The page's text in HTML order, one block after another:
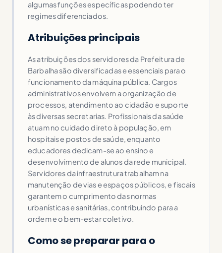
algumas funções específicas podendo ter
regimes diferenciados.
Atribuições principais
As atribuições dos servidores da Prefeitura de
Barbalha são diversificadas e essenciais para o
funcionamento da máquina pública. Cargos
administrativos envolvem a organização de
processos, atendimento ao cidadão e suporte
às diversas secretarias. Profissionais da saúde
atuam no cuidado direto à população, em
hospitais e postos de saúde, enquanto
educadores dedicam-se ao ensino e
desenvolvimento de alunos da rede municipal.
Servidores da infraestrutura trabalham na
manutenção de vias e espaços públicos, e fiscais
garantem o cumprimento das normas
urbanísticas e sanitárias, contribuindo para a
ordem e o bem-estar coletivo.
Como se preparar para o